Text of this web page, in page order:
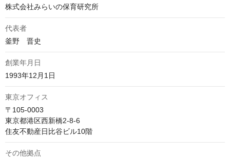
株式会社みらいの保育研究所
代表者
釜野　晋史
創業年月日
1993年12月1日
東京オフィス
〒105-0003
東京都港区西新橋2-8-6
住友不動産日比谷ビル10階
その他拠点